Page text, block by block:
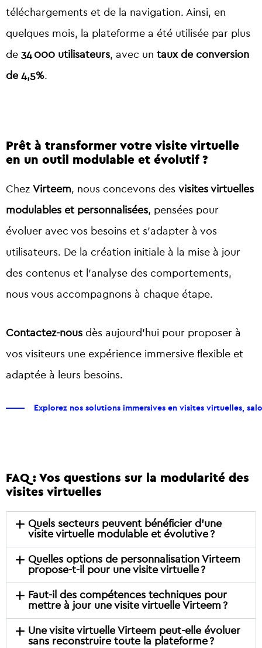
téléchargements et de la navigation. Ainsi, en
quelques mois, la plateforme a été utilisée par plus
de 34 000 utilisateurs, avec un taux de conversion
de 4,5%.
Prêt à transformer votre visite virtuelle
en un outil modulable et évolutif ?
Chez Virteem, nous concevons des visites virtuelles
modulables et personnalisées, pensées pour
évoluer avec vos besoins et s’adapter à vos
utilisateurs. De la création initiale à la mise à jour
des contenus et l’analyse des comportements,
nous vous accompagnons à chaque étape.
Contactez-nous dès aujourd’hui pour proposer à
vos visiteurs une expérience immersive flexible et
adaptée à leurs besoins.
Explorez nos solutions immersives en visites virtuelles,
FAQ : Vos questions sur la modularité des
visites virtuelles
Quels secteurs peuvent bénéficier d’une
visite virtuelle modulable et évolutive ?
Quelles options de personnalisation Virteem
propose-t-il pour une visite virtuelle ?
Faut-il des compétences techniques pour
mettre à jour une visite virtuelle Virteem ?
Une visite virtuelle Virteem peut-elle évoluer
sans reconstruire toute la plateforme ?